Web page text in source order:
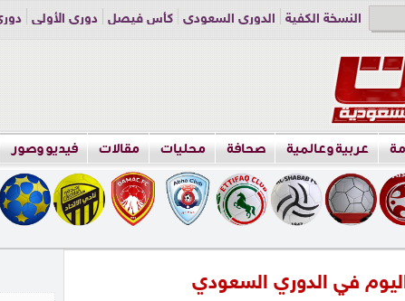
النسخة الكفية الدوري السعودي كأس فيصل دوري الأولى
عربية وعالمية صحافة محليات مقالات فيديو وصور
اليوم في الدوري السعودي